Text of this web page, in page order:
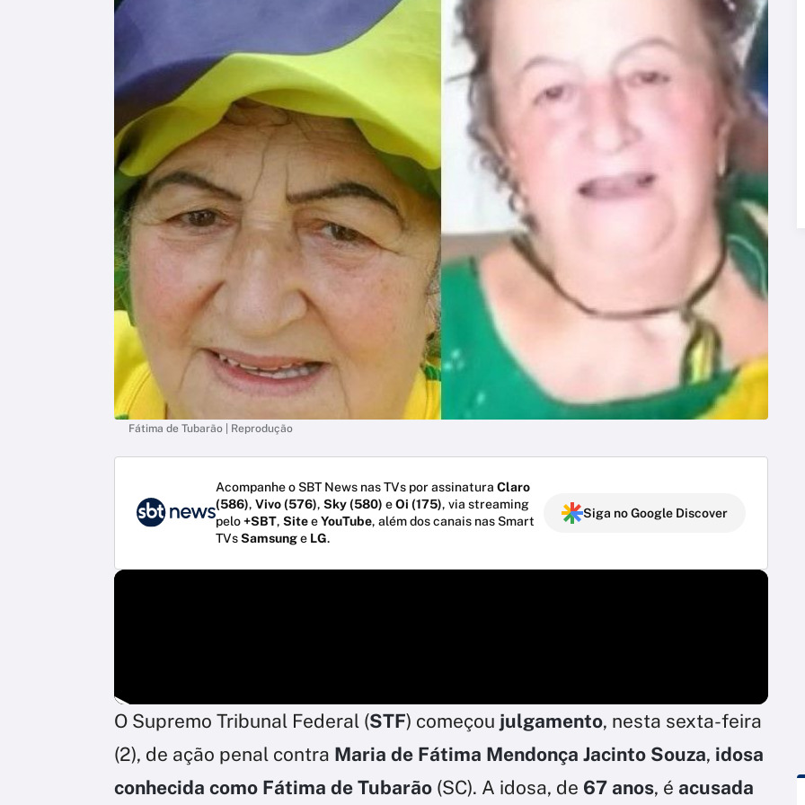
Fátima de Tubarão | Reprodução
Acompanhe o SBT News nas TVs por assinatura Claro
(586), Vivo (576), Sky (580) eOi (175), via streaming
pelo+SBT, SiteeYouTube, além dos canais nas Smart
TVsSamsunge LG.
Siga no Google Discover
O Supremo Tribunal Federal (STF) começou julgamento, nesta sexta-feira
(2), de ação penal contra Maria de Fátima Mendonça Jacinto Souza, idosa
conhecida como Fátima de Tubarão (SC). A idosa, de 67 anos, é acusada